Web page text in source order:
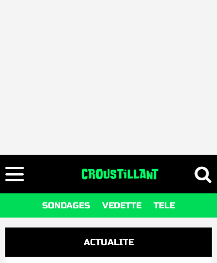
SONDAGES VEDETTE TELE
ACTUALITE